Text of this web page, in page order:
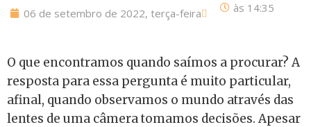
06 de setembro de 2022, terça-feira às 14:35
O que encontramos quando saímos a procurar? A
resposta para essa pergunta é muito particular,
afinal, quando observamos o mundo através das
lentes de uma câmera tomamos decisões. Apesar